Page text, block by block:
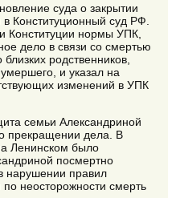
суда о закрытии
Конституционный суд РФ.
Конституции нормы УПК,
дело в связи со смертью
родственников,
и указал на
изменений в УПК
семьи Александриной
прекращении дела. В
Ленинском было
посмертно
нарушении правил
неосторожности смерть